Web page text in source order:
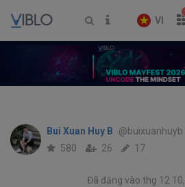
VI
Bui Xuan Huy B @buixuanhuyb
580 26 17
Đã đăng vào thg 12